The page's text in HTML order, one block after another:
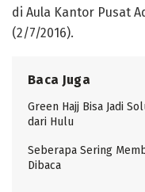
di Aula Kantor Pusat
(2/7/2016).
Baca Juga
Green Hajj Bisa Jadi
dari Hulu
Seberapa Sering
Dibaca